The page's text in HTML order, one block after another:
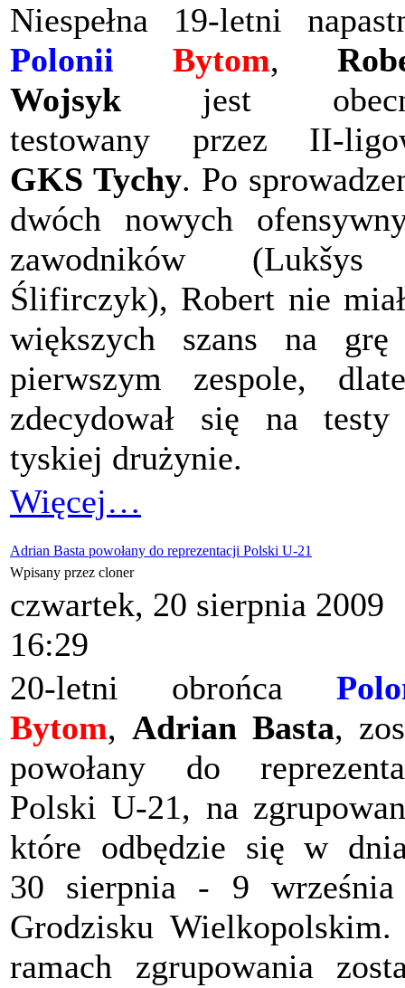
Niespełna 19-letni
Polonii
Bytom,
Wojsyk jest
testowany przez II-
GKS Tychy. Po
dwóch nowych
zawodników
Ślifirczyk), Robert nie
większych szans na
pierwszym zespole,
zdecydował się na
tyskiej drużynie.
Więcej…
Adrian Basta powołany do reprezentacji Polski U-21
Wpisany przez cloner
czwartek, 20 sierpnia 2009
16:29
20-letni obrońca
Bytom, Adrian Basta,
powołany do
Polski U-21, na
które odbędzie się w
30 sierpnia - 9
Grodzisku
ramach zgrupowania